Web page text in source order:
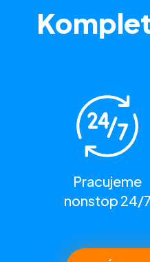
Pracujeme
nonstop 24/7